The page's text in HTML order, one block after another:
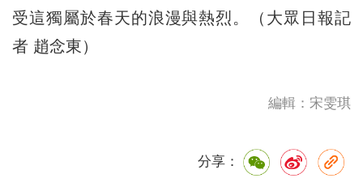
受這獨屬於春天的浪漫與熱烈。（大眾日報記
者 趙念東）
編輯：宋雯琪
分享：